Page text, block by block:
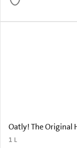
Oatly! The Original
1 L